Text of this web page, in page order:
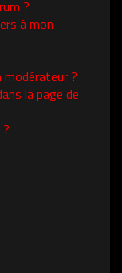
?
à mon
?
la page de